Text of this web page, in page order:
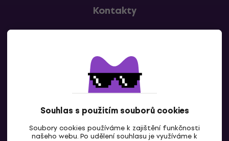
Souhlas s použitím souborů cookies
Soubory cookies používáme k zajištění funkčnosti
našeho webu. Po udělení souhlasu je využíváme k
Kontakty
CZ